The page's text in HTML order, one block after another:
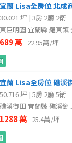
5
30.021 坪 | 3房 2廳 2衛
東巨明園 宜蘭縣 羅東鎮
689 萬 22.95萬/坪
宜蘭 Lisa全房位 礁溪
50.716 坪 | 5房 2廳 5衛
礁溪御田 宜蘭縣 礁溪鄉
1288 萬 25.4萬/坪